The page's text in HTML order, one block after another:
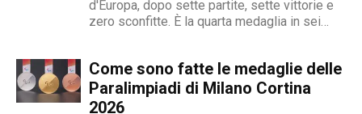
d'Europa, dopo sette partite, sette vittorie e
zero sconfitte. È la quarta medaglia in sei
Come sono fatte le medaglie delle
Paralimpiadi di Milano Cortina
2026